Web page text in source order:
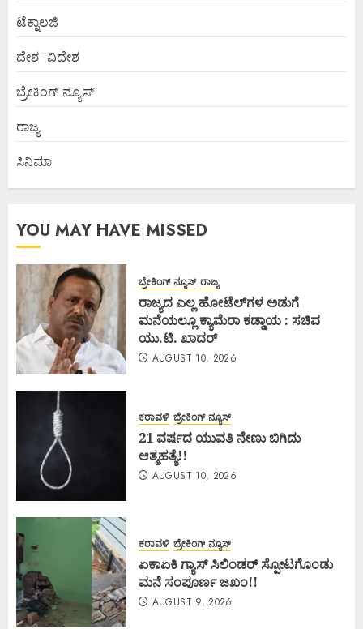
ಟೆಕ್ನಾಲಜಿ
ದೇಶ -ವಿದೇಶ
ಬ್ರೇಕಿಂಗ್ ನ್ಯೂಸ್
ರಾಜ್ಯ
ಸಿನಿಮಾ
YOU MAY HAVE MISSED
ಬ್ರೇಕಿಂಗ್ ನ್ಯೂಸ್ ರಾಜ್ಯ
ರಾಜ್ಯದ ಎಲ್ಲ ಹೋಟೆಲ್‌ಗಳ ಅಡುಗೆ
ಮನೆಯಲ್ಲೂ ಕ್ಯಾಮೆರಾ ಕಡ್ಡಾಯ : ಸಚಿವ
ಯು.ಟಿ. ಖಾದರ್
AUGUST 10, 2026
ಕರಾವಳಿ ಬ್ರೇಕಿಂಗ್ ನ್ಯೂಸ್
21 ವರ್ಷದ ಯುವತಿ ನೇಣು ಬಿಗಿದು
ಆತ್ಮಹತ್ಯೆ!!
AUGUST 10, 2026
ಕರಾವಳಿ ಬ್ರೇಕಿಂಗ್ ನ್ಯೂಸ್
ಏಕಾಏಕಿ ಗ್ಯಾಸ್ ಸಿಲಿಂಡರ್ ಸ್ಪೋಟಗೊಂಡು
ಮನೆ ಸಂಪೂರ್ಣ ಜಖಂ!!
AUGUST 9, 2026